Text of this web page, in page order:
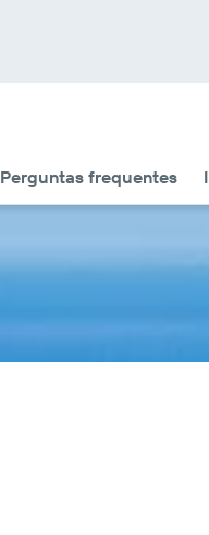
Perguntas frequentes